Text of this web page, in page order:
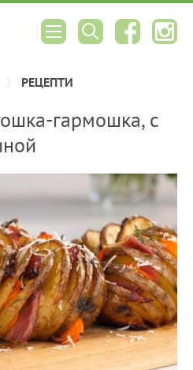
РЕЦЕПТИ
гармошка, с